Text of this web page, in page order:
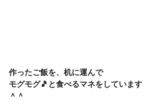
作ったご飯を、机に運んで
モグモグ🎵と食べるマネをしています
＾＾